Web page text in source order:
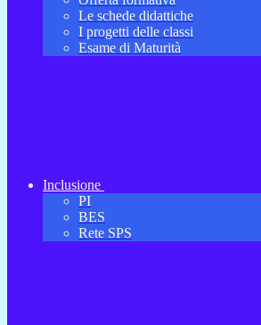
Le schede didattiche
I progetti delle classi
Esame di Maturità
Inclusione
PI
BES
Rete SPS